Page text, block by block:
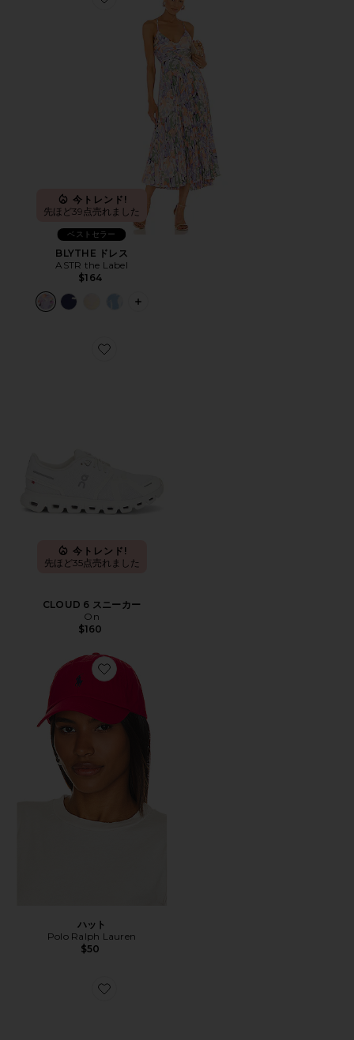
Favorite BLYTHE ドレス
今トレンド!
先ほど39点売れました
ベストセラー
BLYTHE ドレス
ASTR the Label
$164
PLUS ICON TO SEE MORE OPTIONS
Favorite CLOUD 6 スニーカー
今トレンド!
先ほど35点売れました
CLOUD 6 スニーカー
On
$160
Favorite ハット
ハット
Polo Ralph Lauren
$50
Favorite XT-6 ハイカースニーカー